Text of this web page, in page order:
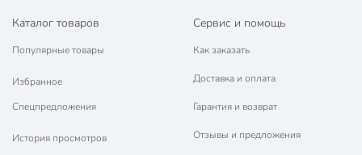
Каталог товаров
Популярные товары
Избранное
Спецпредложения
История просмотров
Сервис и помощь
Как заказать
Доставка и оплата
Гарантия и возврат
Отзывы и предложения